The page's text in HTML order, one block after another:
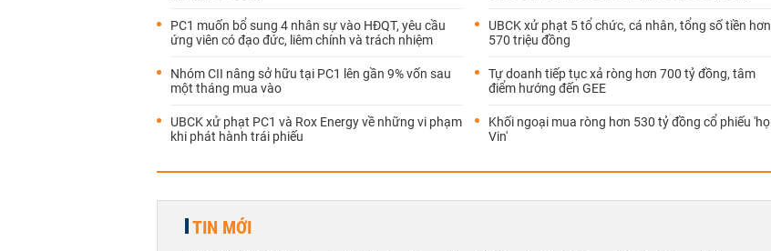
PC1 muốn bổ sung 4 nhân sự vào HĐQT, yêu cầu
ứng viên có đạo đức, liêm chính và trách nhiệm
Nhóm CII nâng sở hữu tại PC1 lên gần 9% vốn sau
một tháng mua vào
UBCK xử phạt PC1 và Rox Energy về những vi phạm
khi phát hành trái phiếu
UBCK xử phạt 5 tổ chức, cá nhân, tổng số tiền hơn
570 triệu đồng
Tự doanh tiếp tục xả ròng hơn 700 tỷ đồng, tâm
điểm hướng đến GEE
Khối ngoại mua ròng hơn 530 tỷ đồng cổ phiếu 'họ
Vin'
TIN MỚI